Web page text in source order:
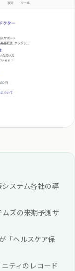
ステム各社の導
ズの来期予測サ
「ヘルスケア保
ティのレコード